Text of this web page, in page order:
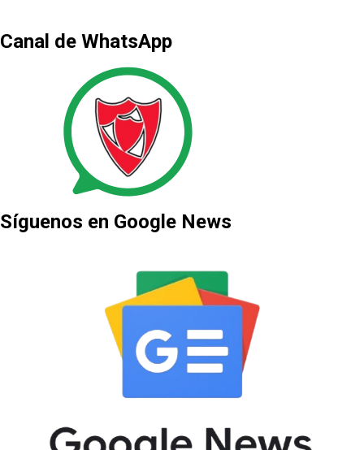
Canal de WhatsApp
Síguenos en Google News